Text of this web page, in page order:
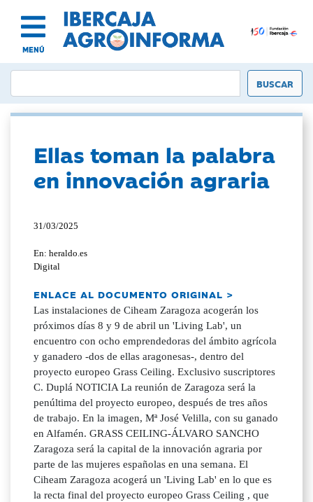
MENÚ
Ellas toman la palabra
en innovación agraria
31/03/2025
En: heraldo.es
Digital
ENLACE AL DOCUMENTO ORIGINAL >
Las instalaciones de Ciheam Zaragoza acogerán los
próximos días 8 y 9 de abril un 'Living Lab', un
encuentro con ocho emprendedoras del ámbito agrícola
y ganadero -dos de ellas aragonesas-, dentro del
proyecto europeo Grass Ceiling. Exclusivo suscriptores
C. Duplá NOTICIA La reunión de Zaragoza será la
penúltima del proyecto europeo, después de tres años
de trabajo. En la imagen, Mª José Velilla, con su ganado
en Alfamén. GRASS CEILING-ÁLVARO SANCHO
Zaragoza será la capital de la innovación agraria por
parte de las mujeres españolas en una semana. El
Ciheam Zaragoza acogerá un 'Living Lab' en lo que es
la recta final del proyecto europeo Grass Ceiling , que